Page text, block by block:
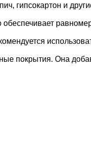
гипсокартон и
покрытия. Она